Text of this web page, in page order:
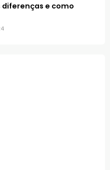
diferenças e como